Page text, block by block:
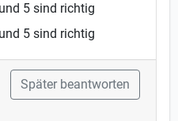
5 sind richtig
5 sind richtig
Später beantworten